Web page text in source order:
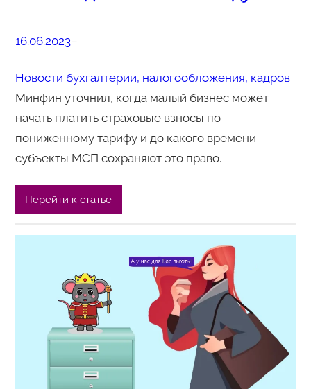
16.06.2023–
Новости бухгалтерии, налогообложения, кадров
Минфин уточнил, когда малый бизнес может
начать платить страховые взносы по
пониженному тарифу и до какого времени
субъекты МСП сохраняют это право.
Перейти к статье